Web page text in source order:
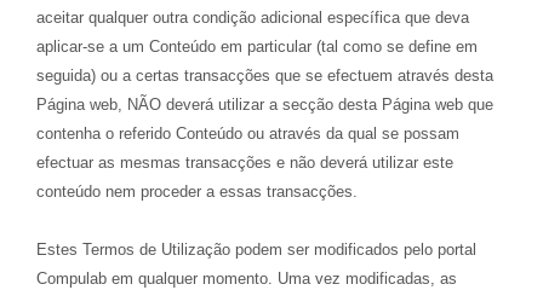
aceitar qualquer outra condição adicional específica que deva
aplicar-se a um Conteúdo em particular (tal como se define em
seguida) ou a certas transacções que se efectuem através desta
Página web, NÃO deverá utilizar a secção desta Página web que
contenha o referido Conteúdo ou através da qual se possam
efectuar as mesmas transacções e não deverá utilizar este
conteúdo nem proceder a essas transacções.
Estes Termos de Utilização podem ser modificados pelo portal
Compulab em qualquer momento. Uma vez modificadas, as